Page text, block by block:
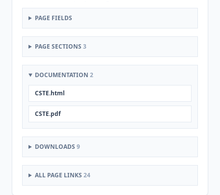
PAGE FIELDS
PAGE SECTIONS 3
DOCUMENTATION 2
CSTE.html
CSTE.pdf
DOWNLOADS 9
ALL PAGE LINKS 24